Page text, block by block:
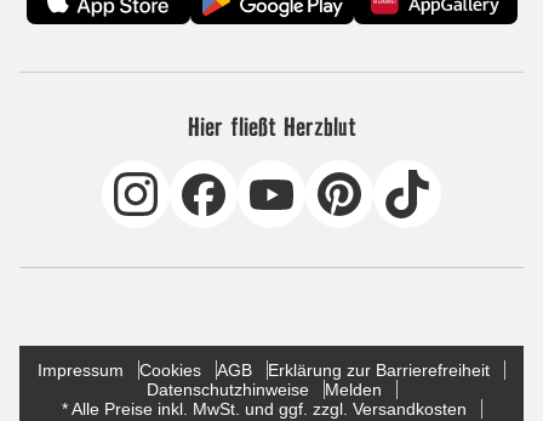
Hier fließt Herzblut
Impressum Cookies AGB
Erklärung zur Barrierefreiheit
Datenschutzhinweise
Melden
* Alle Preise inkl. MwSt. und ggf. zzgl. Versandkosten